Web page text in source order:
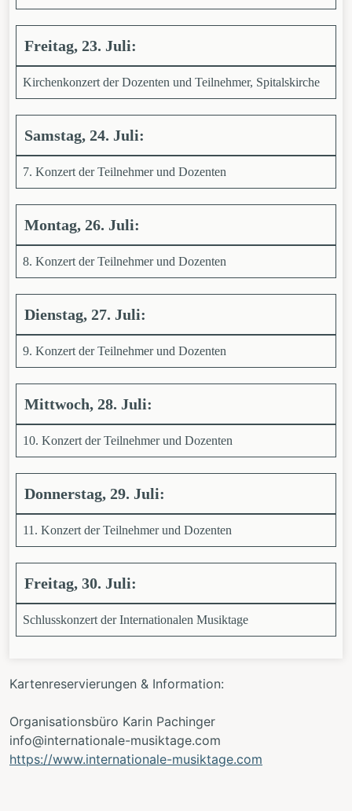
Freitag, 23. Juli:
Kirchenkonzert der Dozenten und Teilnehmer, Spitalskirche
Samstag, 24. Juli:
7. Konzert der Teilnehmer und Dozenten
Montag, 26. Juli:
8. Konzert der Teilnehmer und Dozenten
Dienstag, 27. Juli:
9. Konzert der Teilnehmer und Dozenten
Mittwoch, 28. Juli:
10. Konzert der Teilnehmer und Dozenten
Donnerstag, 29. Juli:
11. Konzert der Teilnehmer und Dozenten
Freitag, 30. Juli:
Schlusskonzert der Internationalen Musiktage
Kartenreservierungen & Information:
Organisationsbüro Karin Pachinger
info@internationale-musiktage.com
https://www.internationale-musiktage.com